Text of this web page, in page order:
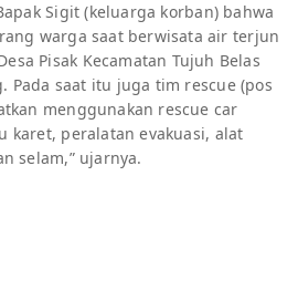
Sigit (keluarga korban) bahwa
warga saat berwisata air terjun
Pisak Kecamatan Tujuh Belas
Pada saat itu juga tim rescue (pos
menggunakan rescue car
karet, peralatan evakuasi, alat
selam,” ujarnya.